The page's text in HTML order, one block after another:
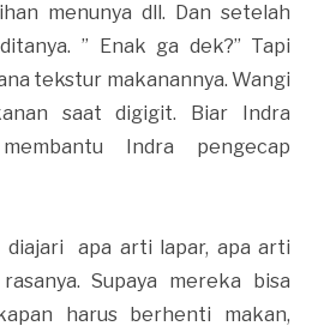
menunya dll. Dan setelah
” Enak ga dek?” Tapi
tekstur makanannya. Wangi
saat digigit. Biar Indra
Indra pengecap
diajari apa arti lapar, apa arti
Supaya mereka bisa
harus berhenti makan,